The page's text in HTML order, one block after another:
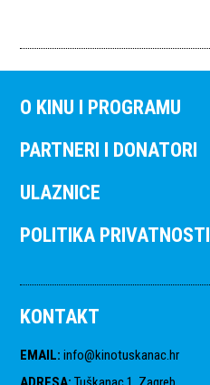
O KINU I PROGRAMU
PARTNERI I DONATORI
ULAZNICE
POLITIKA PRIVATNOSTI
KONTAKT
EMAIL: info@kinotuskanac.hr